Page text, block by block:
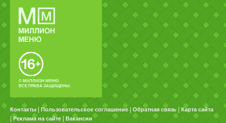
© МИЛЛИОН МЕНЮ.
ВСЕ ПРАВА ЗАЩИЩЕНЫ.
Контакты Пользовательское соглашение Обратная связь Карта сайта
|Реклама на сайте Вакансии